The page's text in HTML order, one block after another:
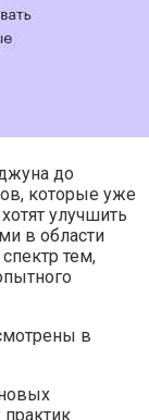
до
которые уже
улучшить
в области
тем,
в